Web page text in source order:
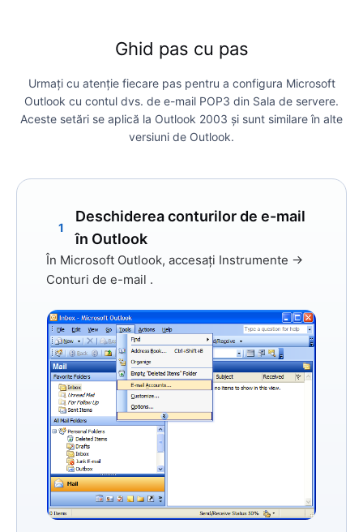
Ghid pas cu pas
Urmați cu atenție fiecare pas pentru a configura Microsoft
Outlook cu contul dvs. de e-mail POP3 din Sala de servere.
Aceste setări se aplică la Outlook 2003 și sunt similare în alte
versiuni de Outlook.
1
Deschiderea conturilor de e-mail
în Outlook
În Microsoft Outlook, accesați Instrumente →
Conturi de e-mail .